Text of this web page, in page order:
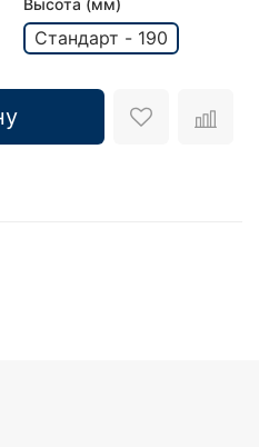
Стандарт - 190